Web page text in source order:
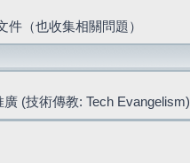
（也收集相關問題）
(技術傳教: Tech Evangelism)